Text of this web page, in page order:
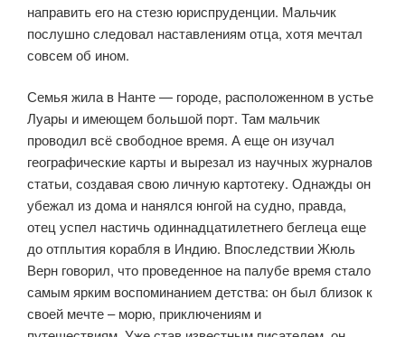
направить его на стезю юриспруденции. Мальчик
послушно следовал наставлениям отца, хотя мечтал
совсем об ином.
Семья жила в Нанте — городе, расположенном в устье
Луары и имеющем большой порт. Там мальчик
проводил всё свободное время. А еще он изучал
географические карты и вырезал из научных журналов
статьи, создавая свою личную картотеку. Однажды он
убежал из дома и нанялся юнгой на судно, правда,
отец успел настичь одиннадцатилетнего беглеца еще
до отплытия корабля в Индию. Впоследствии Жюль
Верн говорил, что проведенное на палубе время стало
самым ярким воспоминанием детства: он был близок к
своей мечте – морю, приключениям и